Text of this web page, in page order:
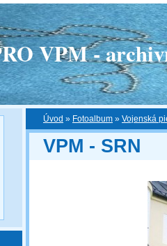
VPM -
Úvod » Fotoalbum » Vojenská
VPM - SRN